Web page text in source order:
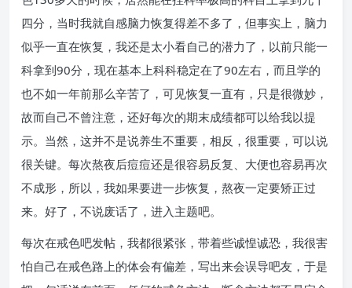
四分，当时我就自感脑力恢复得差不多了，但事实上，脑力
似乎一直在恢复，我还是太小看自己的潜力了，以前只能一
科拿到90分，现在基本上科科稳定在了90左右，而且学的
也不如一年前那么辛苦了，可见恢复一直有，只是很微妙，
故而自己不曾注意，还好每次的期末成绩都可以给我以提
示。当然，这并不是说养生不重要，相反，很重要，可以说
很关键。每次熬夜后痘痘还是很容易反复、大便也容易再次
不成形，所以，我如果要进一步恢复，熬夜一定要矫正过
来。好了，不说废话了，进入主题吧。
每次在戒色吧发帖，我都很紧张，带着些诚惶诚恐，我很害
怕自己在戒色路上的体会有偏差，写出来会误导吧友，于是